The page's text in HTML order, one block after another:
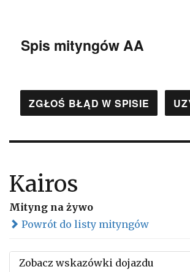
Spis mityngów AA
ZGŁOŚ BŁĄD W SPISIE
Kairos
Mityng na żywo
Powrót do listy mityngów
Zobacz wskazówki dojazdu